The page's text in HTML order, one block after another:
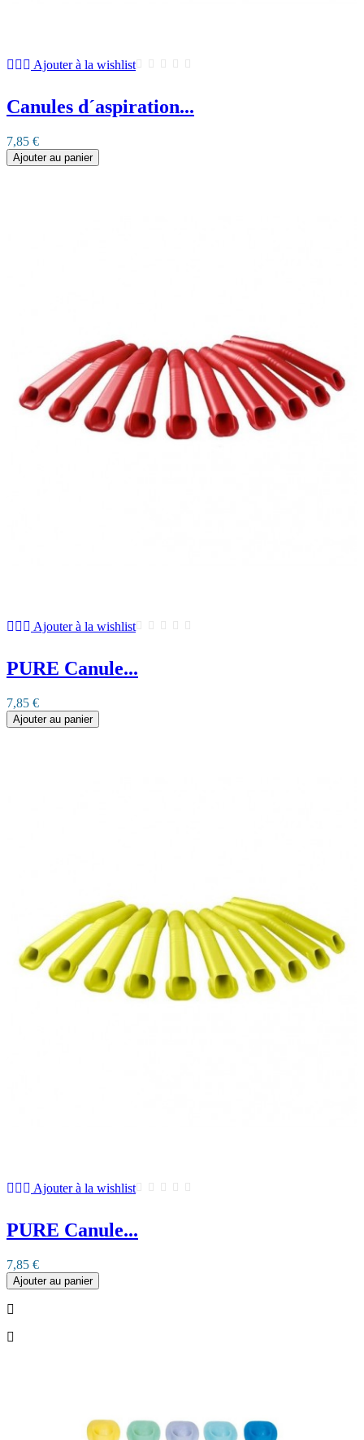
Ajouter à la wishlist
Canules d´aspiration...
7,85 €
Ajouter au panier
Ajouter à la wishlist
PURE Canule...
7,85 €
Ajouter au panier
Ajouter à la wishlist
PURE Canule...
7,85 €
Ajouter au panier